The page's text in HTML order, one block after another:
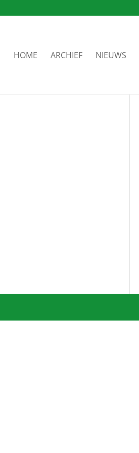
HOME ARCHIEF NIEUWS